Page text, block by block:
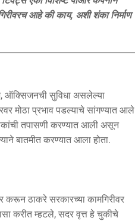
आहे की काय, अशी शंका निर्माण
ऑक्सिजनची सुविधा असलेल्या
मोठा प्रभाव पडल्याचे सांगण्यात आले
तपासणी करण्यात आली असून
बातमीत करण्यात आला होता.
करून ठाकरे सरकारच्या कामगिरीवर
करीत म्हटले, सदर वृत्त हे चुकीचे